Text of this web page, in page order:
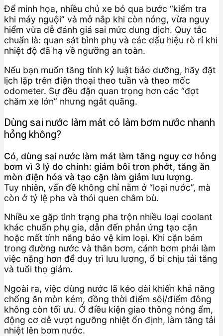
Để minh họa, nhiều chủ xe bỏ qua bước “kiểm tra
khi máy nguội” và mở nắp khi còn nóng, vừa nguy
hiểm vừa dễ đánh giá sai mức dung dịch. Quy tắc
chuẩn là: quan sát bình phụ và các dấu hiệu rò rỉ khi
nhiệt độ đã hạ về ngưỡng an toàn.
Nếu bạn muốn tăng tính kỷ luật bảo dưỡng, hãy đặt
lịch lặp trên điện thoại theo tuần và theo mốc
odometer. Sự đều đặn quan trọng hơn các “đợt
chăm xe lớn” nhưng ngắt quãng.
Dùng sai nước làm mát có làm bơm nước nhanh
hỏng không?
Có, dùng sai nước làm mát làm tăng nguy cơ hỏng
bơm vì 3 lý do chính: giảm bôi trơn phớt, tăng ăn
mòn điện hóa và tạo cặn làm giảm lưu lượng.
Tuy nhiên, vấn đề không chỉ nằm ở “loại nước”, mà
còn ở tỷ lệ pha và thói quen châm bù.
Nhiều xe gặp tình trạng pha trộn nhiều loại coolant
khác chuẩn phụ gia, dẫn đến phản ứng tạo cặn
hoặc mất tính năng bảo vệ kim loại. Khi cặn bám
trong đường nước và thân bơm, cánh bơm phải làm
việc nặng hơn để duy trì lưu lượng, ổ bi chịu tải tăng
và tuổi thọ giảm.
Ngoài ra, việc dùng nước lã kéo dài khiến khả năng
chống ăn mòn kém, đồng thời điểm sôi/điểm đông
không còn tối ưu. Ở điều kiện giao thông nóng ẩm,
động cơ dễ vượt ngưỡng nhiệt ổn định, làm tăng tải
nhiệt lên bơm nước.